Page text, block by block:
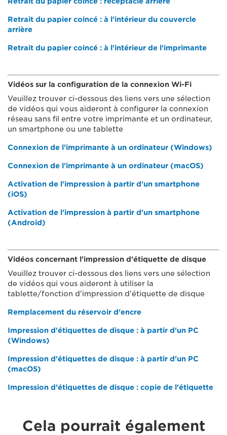
Retrait du papier coincé : à l'intérieur du couvercle
arrière
Retrait du papier coincé : à l'intérieur de l'imprimante
Vidéos sur la configuration de la connexion Wi-Fi
Veuillez trouver ci-dessous des liens vers une sélection
de vidéos qui vous aideront à configurer la connexion
réseau sans fil entre votre imprimante et un ordinateur,
un smartphone ou une tablette
Connexion de l'imprimante à un ordinateur (Windows)
Connexion de l'imprimante à un ordinateur (macOS)
Activation de l'impression à partir d'un smartphone
(iOS)
Activation de l'impression à partir d'un smartphone
(Android)
Vidéos concernant l'impression d'étiquette de disque
Veuillez trouver ci-dessous des liens vers une sélection
de vidéos qui vous aideront à utiliser la
tablette/fonction d'impression d'étiquette de disque
Remplacement du réservoir d'encre
Impression d'étiquettes de disque : à partir d'un PC
(Windows)
Impression d'étiquettes de disque : à partir d'un PC
(macOS)
Impression d'étiquettes de disque : copie de l'étiquette
Cela pourrait également